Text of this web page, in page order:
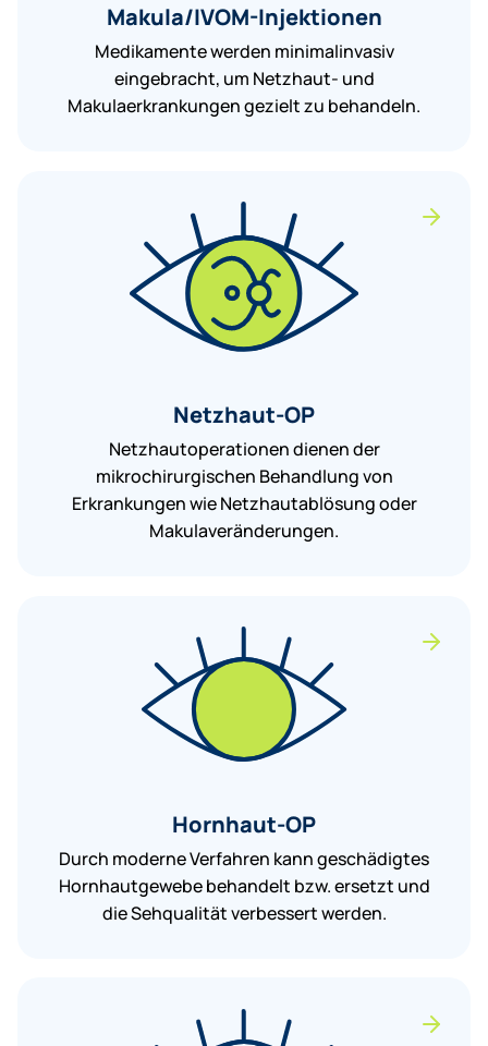
Makula/IVOM-Injektionen
Medikamente werden minimalinvasiv
eingebracht, um Netzhaut- und
Makulaerkrankungen gezielt zu behandeln.
Netzhaut-OP
Netzhautoperationen dienen der
mikrochirurgischen Behandlung von
Erkrankungen wie Netzhautablösung oder
Makulaveränderungen.
Hornhaut-OP
Durch moderne Verfahren kann geschädigtes
Hornhautgewebe behandelt bzw. ersetzt und
die Sehqualität verbessert werden.